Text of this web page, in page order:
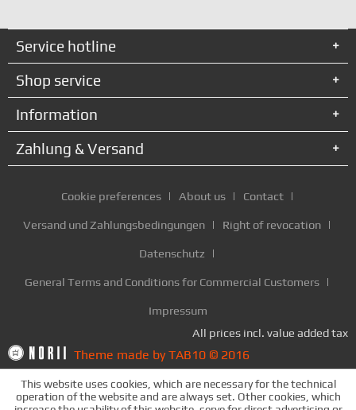
Service hotline
Shop service
Information
Zahlung & Versand
Cookie preferences About us Contact
Versand und Zahlungsbedingungen Right of revocation
Datenschutz
General Terms and Conditions for Commercial Customers
Impressum
All prices incl. value added tax
Theme made by TAB10 © 2016
This website uses cookies, which are necessary for the technical
operation of the website and are always set. Other cookies, which